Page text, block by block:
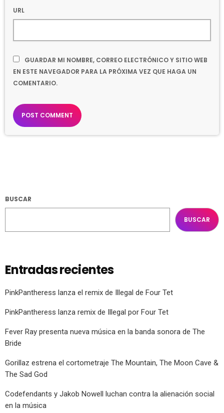
URL
GUARDAR MI NOMBRE, CORREO ELECTRÓNICO Y SITIO WEB
EN ESTE NAVEGADOR PARA LA PRÓXIMA VEZ QUE HAGA UN
COMENTARIO.
BUSCAR
BUSCAR
Entradas recientes
PinkPantheress lanza el remix de Illegal de Four Tet
PinkPantheress lanza remix de Illegal por Four Tet
Fever Ray presenta nueva música en la banda sonora de The
Bride
Gorillaz estrena el cortometraje The Mountain, The Moon Cave &
The Sad God
Codefendants y Jakob Nowell luchan contra la alienación social
en la música